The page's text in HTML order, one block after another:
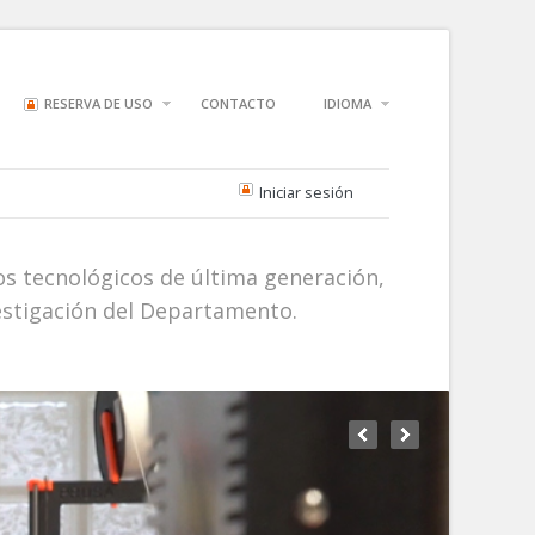
RESERVA DE USO CONTACTO IDIOMA
Iniciar sesión
tecnológicos de última generación,
del Departamento.